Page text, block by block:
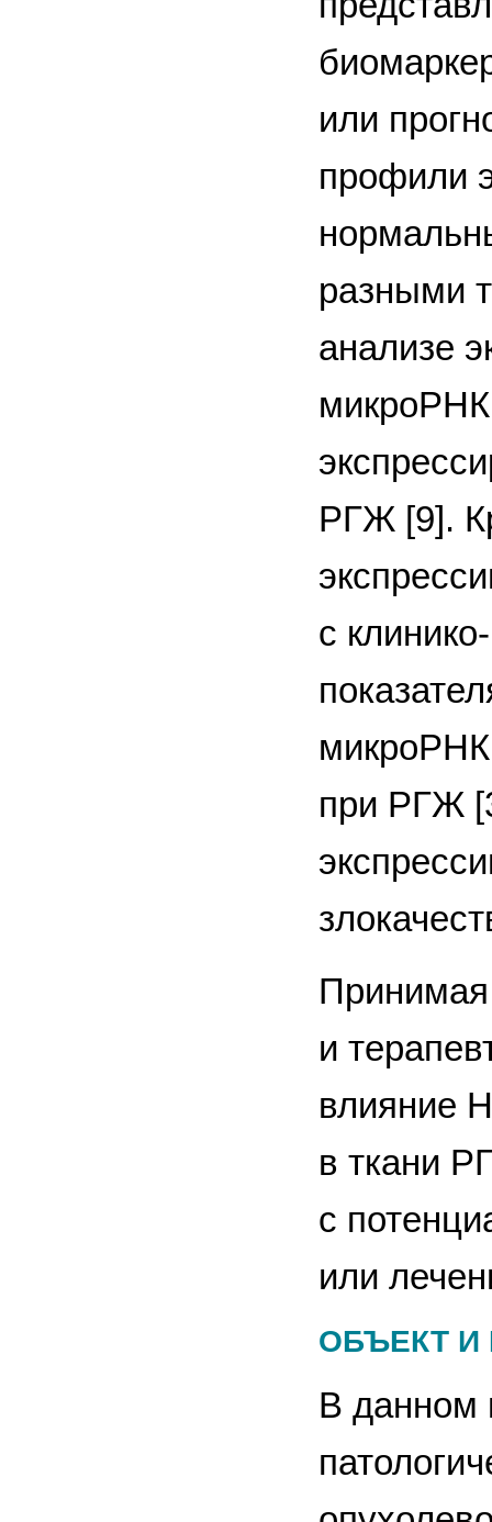
или
профили
разными
анализе
РГЖ [9].
с
при РГЖ
Принимая
и
влияние
в ткани
c
или
ОБЪЕКТ
В данном